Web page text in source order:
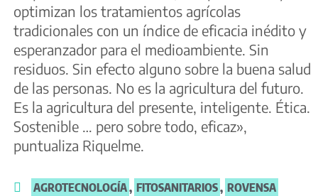
optimizan los tratamientos agrícolas
tradicionales con un índice de eficacia inédito y
esperanzador para el medioambiente. Sin
residuos. Sin efecto alguno sobre la buena salud
de las personas. No es la agricultura del futuro.
Es la agricultura del presente, inteligente. Ética.
Sostenible … pero sobre todo, eficaz»,
puntualiza Riquelme.
AGROTECNOLOGÍA, FITOSANITARIOS, ROVENSA